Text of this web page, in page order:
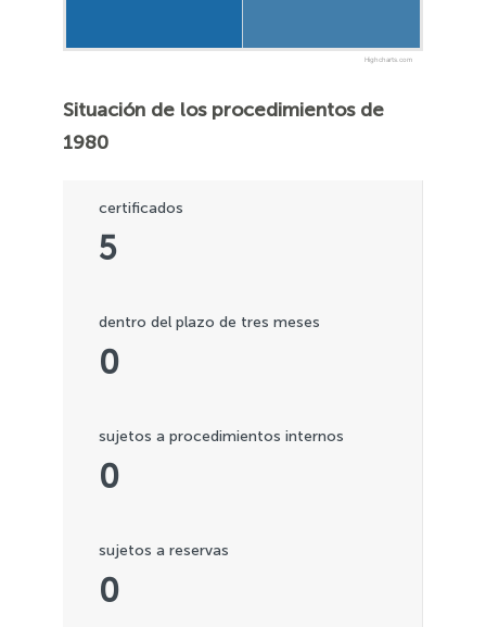
Highcharts.com
Situación de los procedimientos de
1980
5
certificados
0
dentro del plazo de tres meses
0
sujetos a procedimientos internos
0
sujetos a reservas